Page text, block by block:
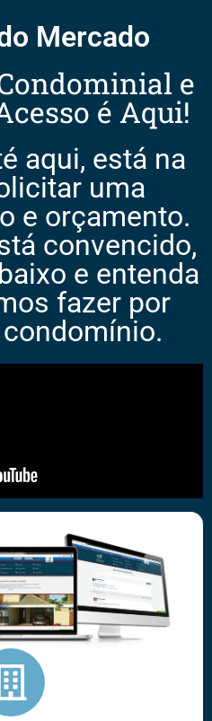
Mercado
e
é Aqui!
aqui, está na
uma
e orçamento.
convencido,
e entenda
fazer por